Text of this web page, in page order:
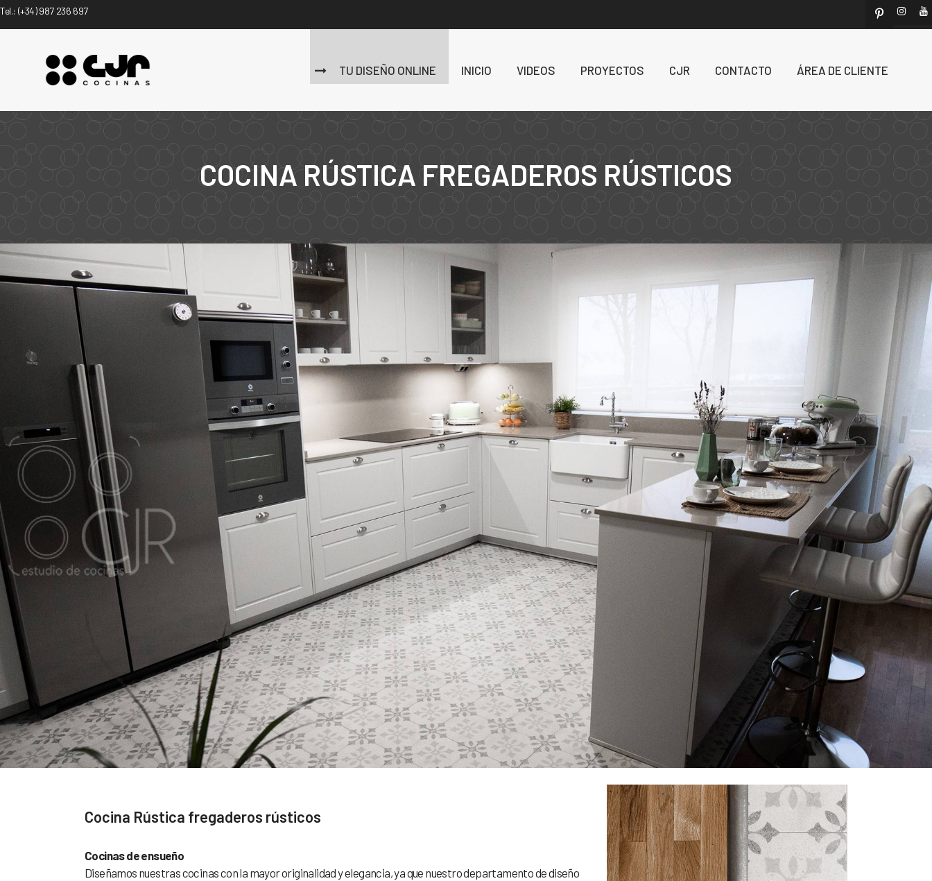
Tel.: (+34) 987 236 697
TU DISEÑO ONLINE INICIO VIDEOS PROYECTOS CJR CONTACTO ÁREA DE CLIENTE
COCINA RÚSTICA FREGADEROS RÚSTICOS
Cocina Rústica fregaderos rústicos
Cocinas de ensueño
Diseñamos nuestras cocinas con la mayor originalidad y elegancia, ya que nuestro departamento de diseño